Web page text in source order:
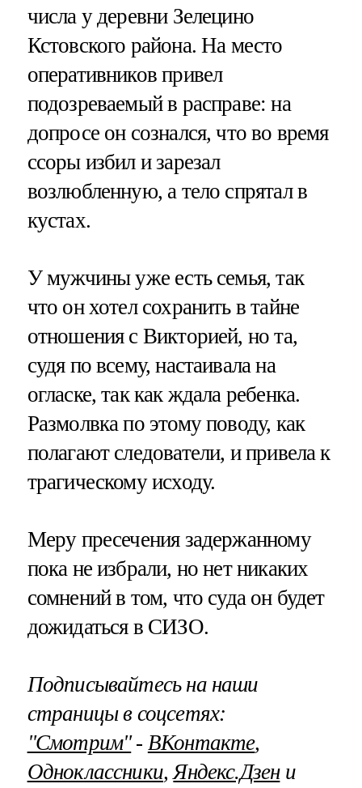
числа у деревни Зелецино
Кстовского района. На место
оперативников привел
подозреваемый в расправе: на
допросе он сознался, что во время
ссоры избил и зарезал
возлюбленную, а тело спрятал в
кустах.
У мужчины уже есть семья, так
что он хотел сохранить в тайне
отношения с Викторией, но та,
судя по всему, настаивала на
огласке, так как ждала ребенка.
Размолвка по этому поводу, как
полагают следователи, и привела к
трагическому исходу.
Меру пресечения задержанному
пока не избрали, но нет никаких
сомнений в том, что суда он будет
дожидаться в СИЗО.
Подписывайтесь на наши
страницы в соцсетях:
"Смотрим"‐ ВКонтакте,
Одноклассники,Яндекс.Дзени